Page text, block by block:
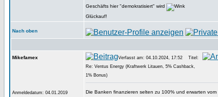
Geschäfts hier "demokratisiert" wird
Glückauf!
Nach oben
Mikefamex
Anmeldedatum: 04.01.2019
Verfasst am: 04.10.2024, 17:52
Titel:
Re: Ventus Energy (Kraftwerk Litauen, 5% Cashback,
1% Bonus)
Die Banken finanzieren selten zu 100% und erwarten vom